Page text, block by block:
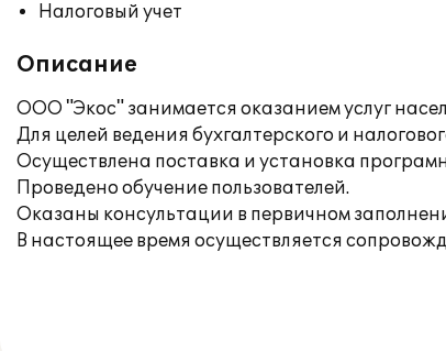
Налоговый учет
Описание
ООО "Экос" занимается оказанием услуг
Для целей ведения бухгалтерского и
Осуществлена поставка и установка
Проведено обучение пользователей.
Оказаны консультации в первичном
В настоящее время осуществляется